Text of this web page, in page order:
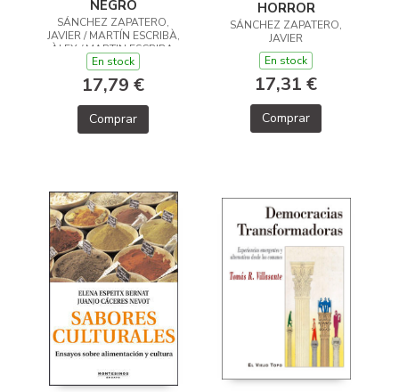
NEGRO
SÁNCHEZ ZAPATERO,
JAVIER / MARTÍN ESCRIBÀ,
ÀLEX / MARTIN ESCRIBA,
ALEX (ED.)
En stock
17,79 €
Comprar
HORROR
SÁNCHEZ ZAPATERO,
JAVIER
En stock
17,31 €
Comprar